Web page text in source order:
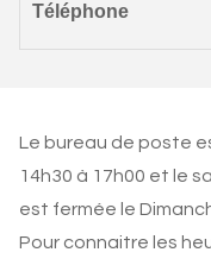
Téléphone
Le bureau de poste
14h30 à 17h00 et le
est fermée le
Pour connaitre les